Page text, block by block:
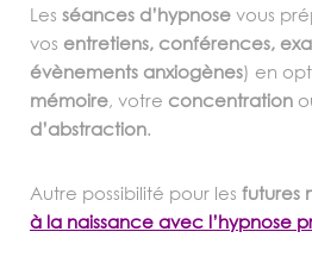
Les séances d’hypnose vous
vos entretiens, conférences,
évènements anxiogènes) en
mémoire , votre concentration
d’abstraction
Autre possibilité pour les futures
à la naissance avec l’hypnose